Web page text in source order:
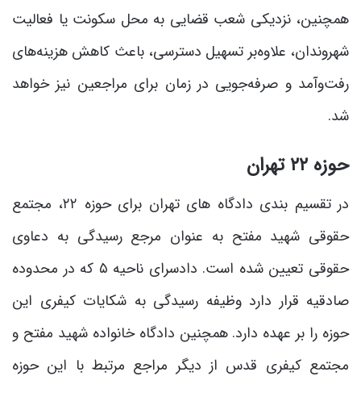
همچنین، نزدیکی شعب قضایی به محل سکونت یا فعالیت
شهروندان، علاوه‌بر تسهیل دسترسی، باعث کاهش هزینه‌های
رفت‌وآمد و صرفه‌جویی در زمان برای مراجعین نیز خواهد
شد.
حوزه ۲۲ تهران
در تقسیم بندی دادگاه های تهران برای حوزه ۲۲، مجتمع
حقوقی شهید مفتح به عنوان مرجع رسیدگی به دعاوی
حقوقی تعیین شده است. دادسرای ناحیه ۵ که در محدوده
صادقیه قرار دارد وظیفه رسیدگی به شکایات کیفری این
حوزه را بر عهده دارد. همچنین دادگاه خانواده شهید مفتح و
مجتمع کیفری قدس از دیگر مراجع مرتبط با این حوزه